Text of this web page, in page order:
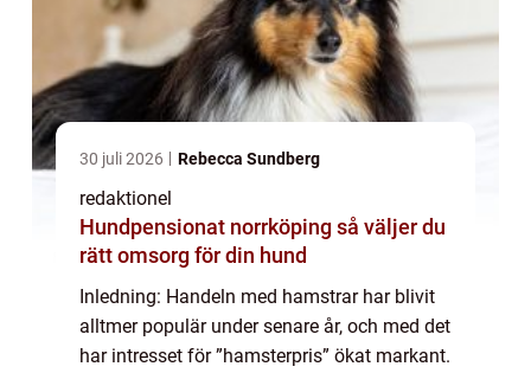
30 juli 2026 Rebecca Sundberg
redaktionel
Hundpensionat norrköping så väljer du
rätt omsorg för din hund
Inledning: Handeln med hamstrar har blivit
alltmer populär under senare år, och med det
har intresset för ”hamsterpris” ökat markant.